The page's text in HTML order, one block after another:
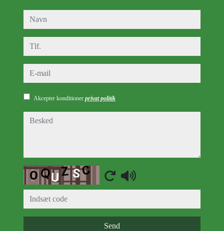
navn
tlf.
e-mail
Akcepter konditioner privat politik
besked
Captcha
Send